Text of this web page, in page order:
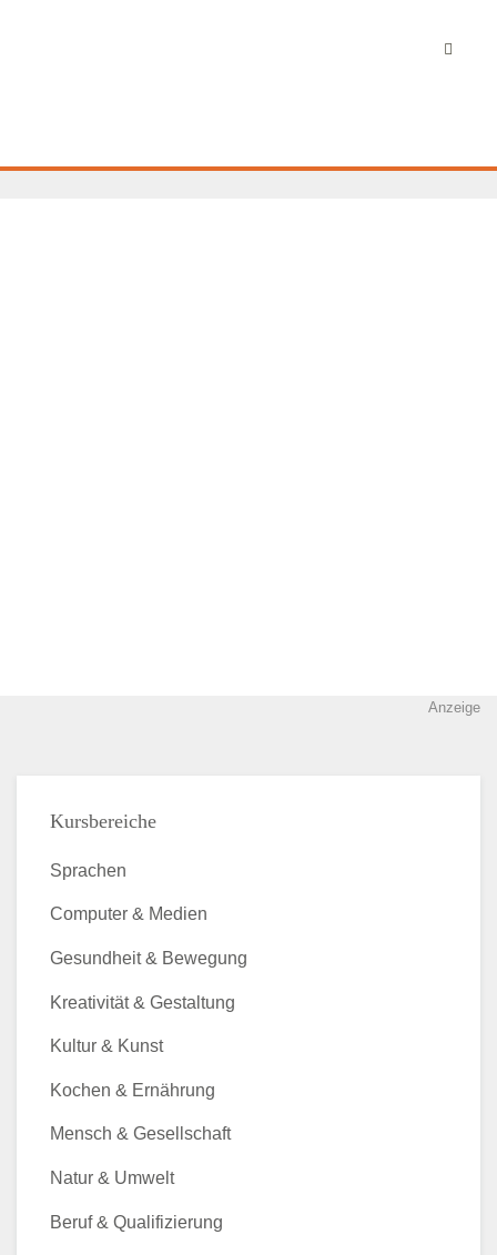
Anzeige
Kursbereiche
Sprachen
Computer & Medien
Gesundheit & Bewegung
Kreativität & Gestaltung
Kultur & Kunst
Kochen & Ernährung
Mensch & Gesellschaft
Natur & Umwelt
Beruf & Qualifizierung